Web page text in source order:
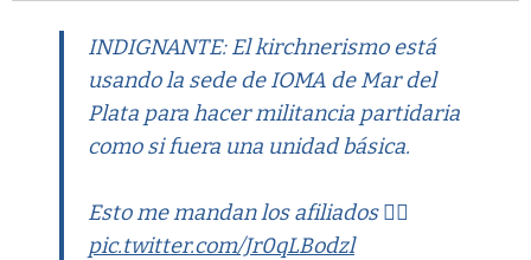
INDIGNANTE: El kirchnerismo está
usando la sede de IOMA de Mar del
Plata para hacer militancia partidaria
como si fuera una unidad básica.
Esto me mandan los afiliados 👇🏻
pic.twitter.com/Jr0qLBodzl